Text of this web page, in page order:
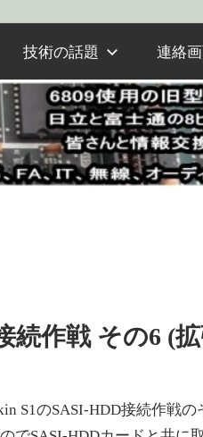
技術の話題 連絡
続作戦 その6 (
S1のSASI-HDD接続作戦